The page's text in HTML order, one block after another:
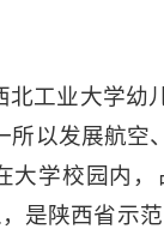
北工业大学幼
所以发展航空
大学校园内，
，是陕西省示